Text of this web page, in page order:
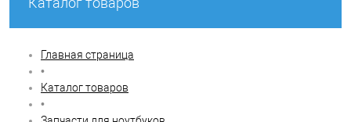
Главная страница
•
Каталог товаров
•